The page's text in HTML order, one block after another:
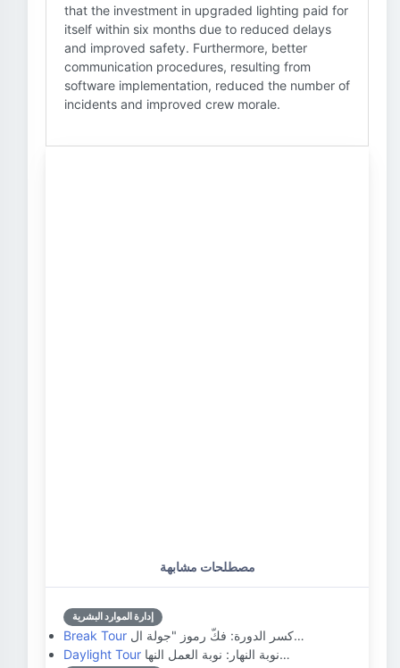
that the investment in upgraded lighting paid for
itself within six months due to reduced delays
and improved safety. Furthermore, better
communication procedures, resulting from
software implementation, reduced the number of
incidents and improved crew morale.
مصطلحات مشابهة
إدارة الموارد البشرية
Break Tour
كسر الدورة: فكّ رموز "جولة ال…
Daylight Tour
نوبة النهار: نوبة العمل النها…